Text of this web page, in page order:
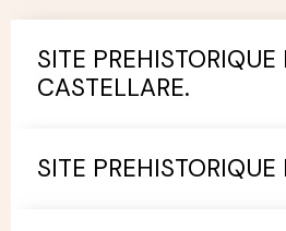
SITE PREHISTORIQUE
CASTELLARE.
SITE